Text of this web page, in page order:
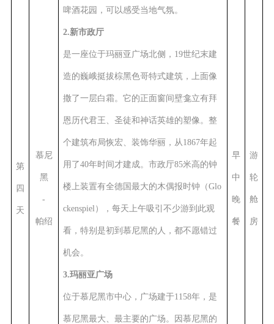
第
四
天
慕尼
黑
-
帕绍
啤酒花园，可以感受当地气氛。
2.新市政厅
是一座位于玛丽亚广场北侧，19世纪末建
造的巍峨挺拔棕黑色哥特式建筑，上面像
撒了一层白霜。它的正面窗间壁龛立有拜
恩历代君王、圣徒和神话英雄的塑像。整
个建筑布局恢宏、装饰华丽，从1867年起
用了40年时间才建成。市政厅85米高的钟
楼上装置有全德国最大的木偶报时钟（Glo
ckenspiel），每天上午吸引不少游到此观
看，特别是初到慕尼黑的人，都不愿错过
机会。
3.玛丽亚广场
位于慕尼黑市中心，广场建于1158年，是
慕尼黑最大、最主要的广场。因慕尼黑的
早
中
晚
餐
游
轮
舱
房